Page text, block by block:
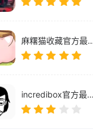
麻糬猫收藏
incredibox官方最新版